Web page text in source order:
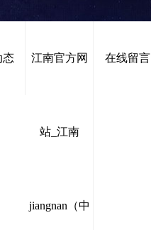
态 江南官方网
站_江南
jiangnan（中
在线留言
技术应用